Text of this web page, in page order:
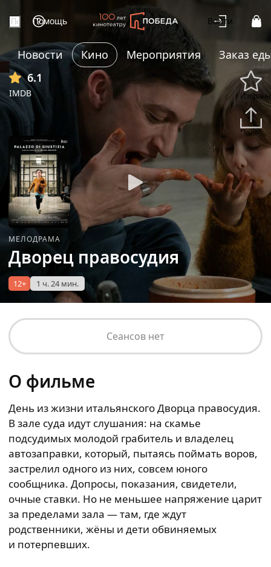
Помощь Войти
Новости Кино Мероприятия
Заказ
6.1
IMDB
МЕЛОДРАМА
Дворец правосудия
12+ 1 ч. 24 мин.
Сеансов нет
О фильме
День из жизни итальянского Дворца правосудия.
В зале суда идут слушания: на скамье
подсудимых молодой грабитель и владелец
автозаправки, который, пытаясь поймать воров,
застрелил одного из них, совсем юного
сообщника. Допросы, показания, свидетели,
очные ставки. Но не меньшее напряжение царит
за пределами зала — там, где ждут
родственники, жёны и дети обвиняемых
и потерпевших.